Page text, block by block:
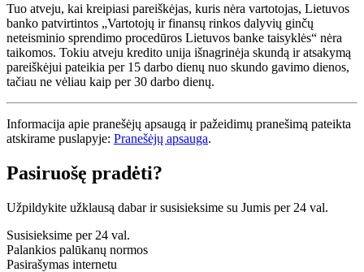
Tuo atveju, kai kreipiasi pareiškėjas, kuris nėra vartotojas, Lietuvos
banko patvirtintos „Vartotojų ir finansų rinkos dalyvių ginčų
neteisminio sprendimo procedūros Lietuvos banke taisyklės“ nėra
taikomos. Tokiu atveju kredito unija išnagrinėja skundą ir atsakymą
pareiškėjui pateikia per 15 darbo dienų nuo skundo gavimo dienos,
tačiau ne vėliau kaip per 30 darbo dienų.
Informacija apie pranešėjų apsaugą ir pažeidimų pranešimą pateikta
atskirame puslapyje: Pranešėjų apsauga.
Pasiruošę pradėti?
Užpildykite užklausą dabar ir susisieksime su Jumis per 24 val.
Susisieksime per 24 val.
Palankios palūkanų normos
Pasirašymas internetu